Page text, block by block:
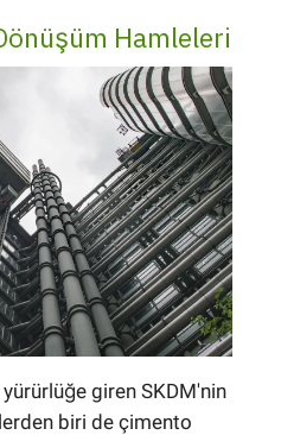
Hamleleri
giren SKDM'nin
biri de çimento